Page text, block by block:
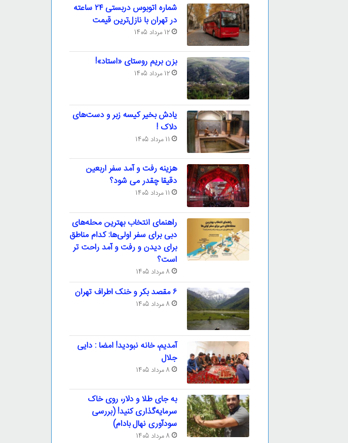
شماره اتوبوس دربستی ۲۴ ساعته
در تهران با نازل‌ترین قیمت
12 مرداد 1405
بزن بریم روستای «استاد»!
12 مرداد 1405
یادش بخیر کیسه‌ زبر و دست‌های
دلاک !
11 مرداد 1405
هزینه رفت و آمد سفر اربعین
دقیقا چقدر می شود؟
11 مرداد 1405
راهنمای انتخاب بهترین محله‌های
دبی برای سفر اولی‌ها: کدام مناطق
برای دیدن و رفت و آمد راحت تر
است؟
8 مرداد 1405
۶ مقصد بکر و خنک اطراف تهران
8 مرداد 1405
آمدیم، خانه نبودید! امضا : دایی
جلال
8 مرداد 1405
به جای طلا و دلار، روی خاک
سرمایه‌گذاری کنید! (بررسی
سودآوری نهال بادام)
8 مرداد 1405